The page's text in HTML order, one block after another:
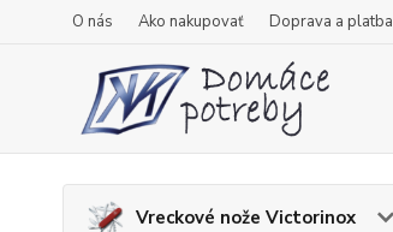
O nás Ako nakupovať Doprava a platba
Vreckové nože Victorinox